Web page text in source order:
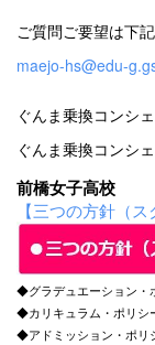
ご質問ご要望は下
maejo-hs@edu-
ぐんま乗換コンシ
ぐんま乗換コンシ
前橋女子高校
【三つの方針（
◆グラデュエーション・
◆カリキュラム・ポリシ
◆アドミッション・ポリ